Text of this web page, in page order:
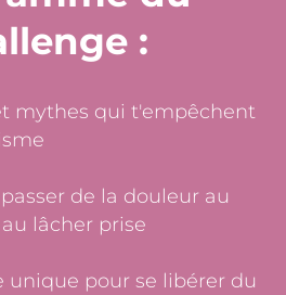
:
mythes qui t'empêchent
de la douleur au
lâcher prise
unique pour se libérer du